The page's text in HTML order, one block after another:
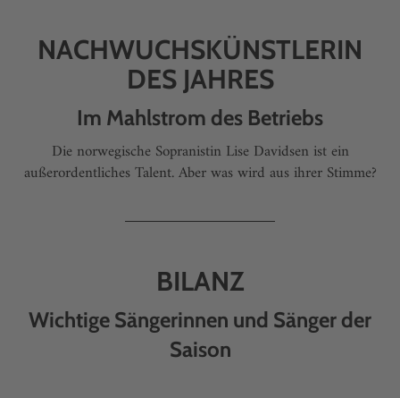
NACHWUCHSKÜNSTLERIN
DES JAHRES
Im Mahlstrom des Betriebs
Die norwegische Sopranistin Lise Davidsen ist ein
außerordentliches Talent. Aber was wird aus ihrer Stimme?
BILANZ
Wichtige Sängerinnen und Sänger der
Saison